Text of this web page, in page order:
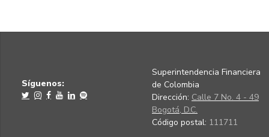
Síguenos:
Superintendencia Financiera
de Colombia
Dirección: Calle 7 No. 4 - 49
Bogotá, D.C.
Código postal: 111711